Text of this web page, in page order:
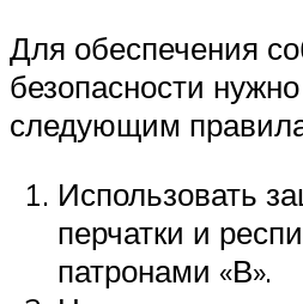
Для обеспечения
безопасности
следующим
Использовать
перчатки и
патронами «В».